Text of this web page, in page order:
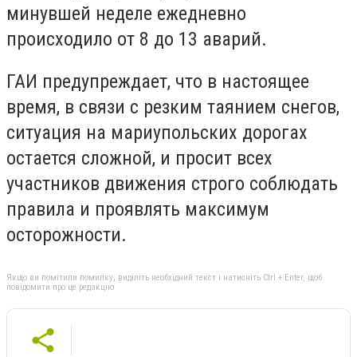
минувшей неделе ежедневно
происходило от 8 до 13 аварий.
ГАИ предупреждает, что в настоящее
время, в связи с резким таянием снегов,
ситуация на мариупольских дорогах
остается сложной, и просит всех
участников движения строго соблюдать
правила и проявлять максимум
осторожности.
Якщо ви помітили помилку, виділіть необхідний текст і натисніть Ctrl + Enter, щоб
повідомити про це редакцію